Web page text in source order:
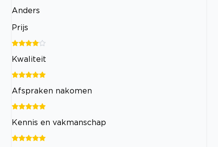
Anders
Prijs
Kwaliteit
Afspraken nakomen
Kennis en vakmanschap